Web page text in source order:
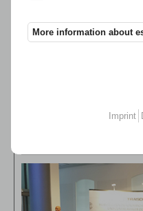
More information about
Imprint
2019年德